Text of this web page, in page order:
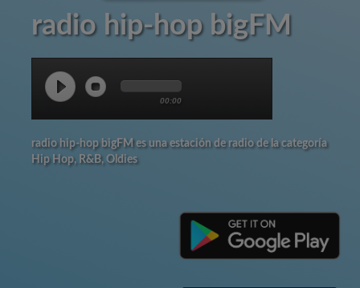
radio hip-hop bigFM
00:00
radio hip-hop bigFM es una estación de radio de la categoría
Hip Hop, R&B, Oldies